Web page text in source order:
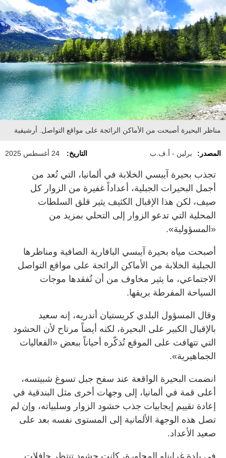
مناظر البحيرة أصبحت من الأماكن الرائجة على مواقع التواصل. أرشيفية
المصدر: برلين - أ.ف.ب التاريخ: 24 أغسطس 2025
تجذب بحيرة آيبسي الخلابة في ألمانيا، التي تُعد من
أجمل البحيرات الجبلية، أعداداً غفيرة من الزوار كل
صيف، لكن هذا الإقبال الكثيف يثير قلق السلطات
المحلية التي تدعو الزوار إلى التحلي بمزيد من
«المسؤولية».
أصبحت مياه بحيرة آيبسي البافارية الصافية ومناظرها
الجبلية الخلابة من الأماكن الرائجة على مواقع التواصل
الاجتماعي، ما يثير مخاوف من أن تُفقدها موجات
السياحة المفرطة بريقها.
وقال المسؤول البلدي كريستيان أندريه، إنه سعيد
بالإقبال الكبير على البحيرة، لكنه أيضاً مرتاح لأن الحشود
التي تتهافت على الموقع تُذكّره أحياناً ببعض «الفعاليات
الجماهيرية».
انضمت البحيرة الواقعة عند سفح جبل تسوغ شبيتسه،
أعلى قمة في ألمانيا، إلى وجهات أخرى مثل البندقية في
إعادة تقييم إيجابيات جذب حشود الزوار وسلبياته، وإن لم
تصل هذه الوجهة الألمانية إلى المستوى نفسه بعد على
صعيد الأعداد.
في بلدة غرايناو المجاورة، كانت حشود تنتظر حافلات